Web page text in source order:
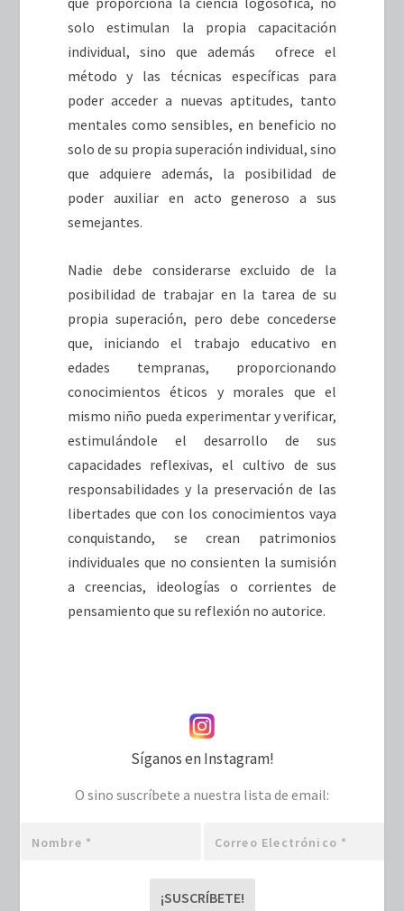
solo estimulan la propia capacitación
individual, sino que además ofrece el
método y las técnicas específicas para
poder acceder a nuevas aptitudes, tanto
mentales como sensibles, en beneficio no
solo de su propia superación individual, sino
que adquiere además, la posibilidad de
poder auxiliar en acto generoso a sus
semejantes.
Nadie debe considerarse excluido de la
posibilidad de trabajar en la tarea de su
propia superación, pero debe concederse
que, iniciando el trabajo educativo en
edades tempranas, proporcionando
conocimientos éticos y morales que el
mismo niño pueda experimentar y verificar,
estimulándole el desarrollo de sus
capacidades reflexivas, el cultivo de sus
responsabilidades y la preservación de las
libertades que con los conocimientos vaya
conquistando, se crean patrimonios
individuales que no consienten la sumisión
a creencias, ideologías o corrientes de
pensamiento que su reflexión no autorice.
Síganos en Instagram!
O sino suscríbete a nuestra lista de email:
electrónico